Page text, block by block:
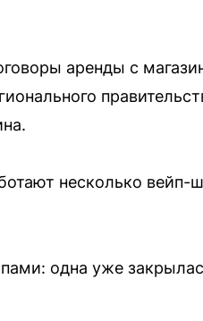
аренды с
несколько вейп-
одна уже